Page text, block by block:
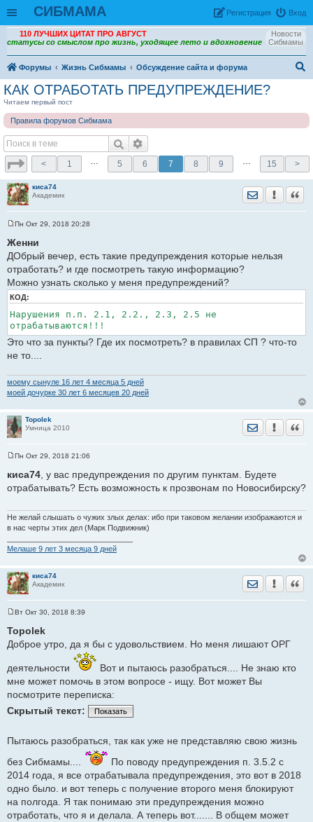
СИБМАМА Вход
Рeгиcтpaция
Новости
Сибмамы
110 ЛУЧШИХ ЦИТАТ ПРО АВГУСТ
статусы со смыслом про жизнь, уходящее лето и вдохновение
Форумы Жизнь Сибмамы
Обсуждение сайта и форума
КАК ОТРАБОТАТЬ ПРЕДУПРЕЖДЕНИЕ?
Читаем первый пост
Правила форумов Сибмама
< 1 … 5 6 7 8 9 … 15 >
киса74
Академик
Отправить
о
о
б
е
н
и
е
Пн Окт 29, 2018 20:28
Женни
ДОбрый вечер, есть такие предупреждения которые нельзя
отработать? и где посмотреть такую информацию?
Можно узнать сколько у меня предупреждений?
КОД:
Нарушения п.п. 2.1, 2.2., 2.3, 2.5 не
отрабатываются!!!
Это что за пункты? Где их посмотреть? в правилах СП ? что-то
не то....
моему сынуле 16 лет 4 месяца 5 дней
моей дочурке 30 лет 6 месяцев 20 дней
Topolek
Умница 2010
Отправить
о
б
щ
н
и
е
Пн Окт 29, 2018 21:06
киса74, у вас предупреждения по другим пунктам. Будете
отрабатывать? Есть возможность к прозвонам по Новосибирску?
Не желай слышать о чужих злых делах: ибо при таковом желании изображаются и
в нас черты этих дел (Марк Подвижник)
Мелаше 9 лет 3 месяца 9 дней
киса74
Академик
Отправить
о
б
н
е
Вт Окт 30, 2018 8:39
Topolek
Доброе утро, да я бы с удовольствием. Но меня лишают ОРГ
деятельности
Вот и пытаюсь разобраться.... Не знаю кто
мне может помочь в этом вопросе - ищу. Вот может Вы
посмотрите переписка:
Скрытый текст:
Показать
Пытаюсь разобраться, так как уже не представляю свою жизнь
без Сибмамы....
По поводу предупреждения п. 3.5.2 с
2014 года, я все отрабатывала предупреждения, это вот в 2018
одно было. и вот теперь с получение второго меня блокируют
на полгода. Я так понимаю эти предупреждения можно
отработать, что я и делала. А теперь вот....... В общем может